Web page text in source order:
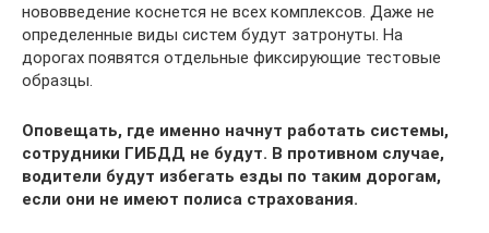
нововведение коснется не всех комплексов. Даже не
определенные виды систем будут затронуты. На
дорогах появятся отдельные фиксирующие тестовые
образцы.
Оповещать, где именно начнут работать системы,
сотрудники ГИБДД не будут. В противном случае,
водители будут избегать езды по таким дорогам,
если они не имеют полиса страхования.